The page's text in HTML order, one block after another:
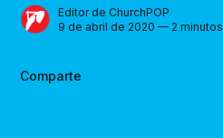
Editor de ChurchPOP
9 de abril de 2020 — 2 minutos
Comparte